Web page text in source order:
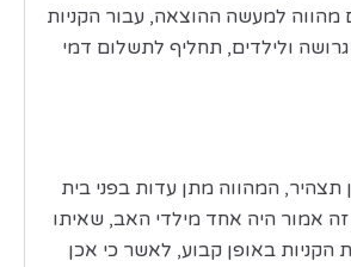
מהווה למעשה ההוצאה, עבור הקניות
ולילדים, תחליף לתשלום דמי
המהווה מתן עדות בפני בית
אמור היה אחד מילדי האב, שאיתו
הקניות באופן קבוע, לאשר כי אכן